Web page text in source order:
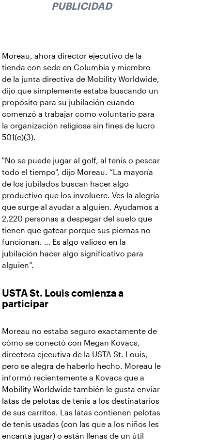
PUBLICIDAD
Moreau, ahora director ejecutivo de la
tienda con sede en Columbia y miembro
de la junta directiva de Mobility Worldwide,
dijo que simplemente estaba buscando un
propósito para su jubilación cuando
comenzó a trabajar como voluntario para
la organización religiosa sin fines de lucro
501(c)(3).
"No se puede jugar al golf, al tenis o pescar
todo el tiempo", dijo Moreau. “La mayoría
de los jubilados buscan hacer algo
productivo que los involucre. Ves la alegría
que surge al ayudar a alguien. Ayudamos a
2,220 personas a despegar del suelo que
tienen que gatear porque sus piernas no
funcionan. … Es algo valioso en la
jubilación hacer algo significativo para
alguien”.
USTA St. Louis comienza a
participar
Moreau no estaba seguro exactamente de
cómo se conectó con Megan Kovacs,
directora ejecutiva de la USTA St. Louis,
pero se alegra de haberlo hecho. Moreau le
informó recientemente a Kovacs que a
Mobility Worldwide también le gusta enviar
latas de pelotas de tenis a los destinatarios
de sus carritos. Las latas contienen pelotas
de tenis usadas (con las que a los niños les
encanta jugar) o están llenas de un útil